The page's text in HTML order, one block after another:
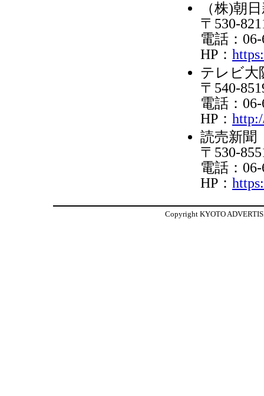
（株)朝
〒530-
電話：
HP：
テレビ大
〒540-
電話：
HP：
読売新
〒530-
電話：
HP：
Copyright KYOTO